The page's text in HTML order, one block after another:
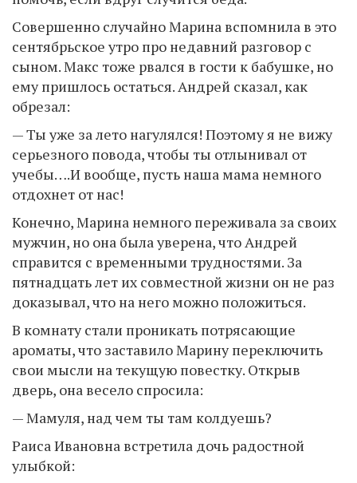
Совершенно случайно Марина вспомнила в это
сентябрьское утро про недавний разговор с
сыном. Макс тоже рвался в гости к бабушке, но
ему пришлось остаться. Андрей сказал, как
обрезал:
— Ты уже за лето нагулялся! Поэтому я не вижу
серьезного повода, чтобы ты отлынивал от
учебы….И вообще, пусть наша мама немного
отдохнет от нас!
Конечно, Марина немного переживала за своих
мужчин, но она была уверена, что Андрей
справится с временными трудностями. За
пятнадцать лет их совместной жизни он не раз
доказывал, что на него можно положиться.
В комнату стали проникать потрясающие
ароматы, что заставило Марину переключить
свои мысли на текущую повестку. Открыв
дверь, она весело спросила:
— Мамуля, над чем ты там колдуешь?
Раиса Ивановна встретила дочь радостной
улыбкой: